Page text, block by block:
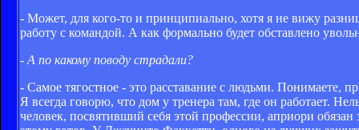
- Может, для кого-то и принципиально, хотя я не вижу
работу с командой. А как формально будет обставлено
- А по какому поводу страдали?
- Самое тягостное - это расставание с людьми. Понимаете,
Я всегда говорю, что дом у тренера там, где он работает.
человек, посвятивший себя этой профессии, априори